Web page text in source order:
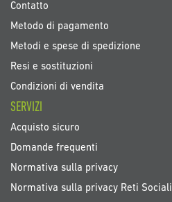
Contatto
Metodo di pagamento
Metodi e spese di spedizione
Resi e sostituzioni
Condizioni di vendita
SERVIZI
Acquisto sicuro
Domande frequenti
Normativa sulla privacy
Normativa sulla privacy Reti Sociali